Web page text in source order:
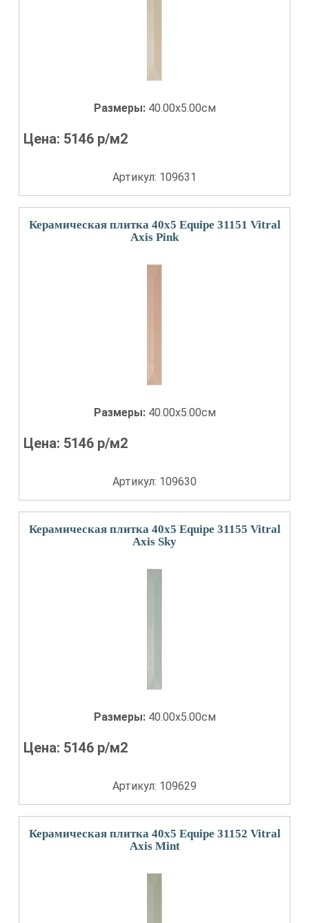
Размеры: 40.00x5.00см
Цена: 5146 р/м2
Артикул: 109631
Керамическая плитка 40x5 Equipe 31151 Vitral
Axis Pink
Размеры: 40.00x5.00см
Цена: 5146 р/м2
Артикул: 109630
Керамическая плитка 40x5 Equipe 31155 Vitral
Axis Sky
Размеры: 40.00x5.00см
Цена: 5146 р/м2
Артикул: 109629
Керамическая плитка 40x5 Equipe 31152 Vitral
Axis Mint